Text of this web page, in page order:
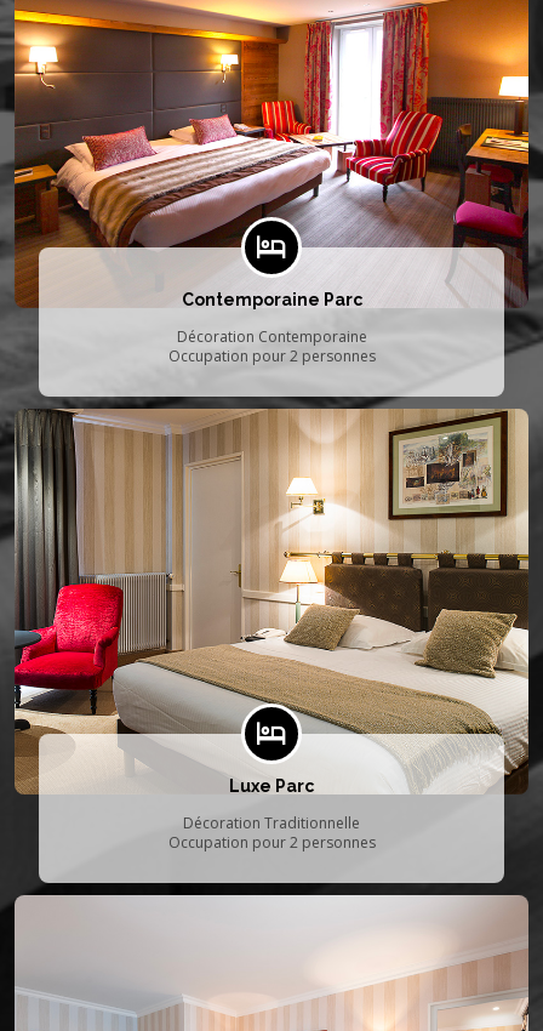
Contemporaine Parc
Décoration Contemporaine
Occupation pour 2 personnes
Luxe Parc
Décoration Traditionnelle
Occupation pour 2 personnes